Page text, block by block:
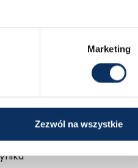
Marketing
Zezwól na wszystkie
się